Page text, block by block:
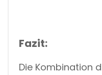
Fazit:
Die Kombination